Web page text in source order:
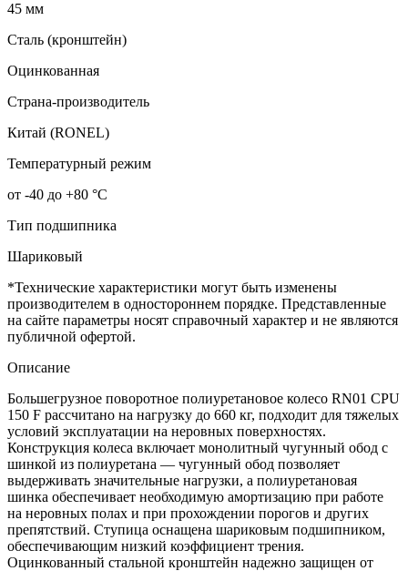
45 мм
Сталь (кронштейн)
Оцинкованная
Страна-производитель
Китай (RONEL)
Температурный режим
от -40 до +80 °С
Тип подшипника
Шариковый
*Технические характеристики могут быть изменены
производителем в одностороннем порядке. Представленные
на сайте параметры носят справочный характер и не являются
публичной офертой.
Описание
Большегрузное поворотное полиуретановое колесо RN01 CPU
150 F рассчитано на нагрузку до 660 кг, подходит для тяжелых
условий эксплуатации на неровных поверхностях.
Конструкция колеса включает монолитный чугунный обод с
шинкой из полиуретана — чугунный обод позволяет
выдерживать значительные нагрузки, а полиуретановая
шинка обеспечивает необходимую амортизацию при работе
на неровных полах и при прохождении порогов и других
препятствий. Ступица оснащена шариковым подшипником,
обеспечивающим низкий коэффициент трения.
Оцинкованный стальной кронштейн надежно защищен от